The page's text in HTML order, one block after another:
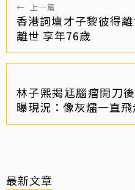
← 上一篇
香港詞壇才子黎彼得
離世 享年76歲
林子熙揭尪腦瘤開刀
曝現況：像灰燼一直飛
最新文章